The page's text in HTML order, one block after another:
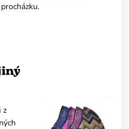
procházku.
z